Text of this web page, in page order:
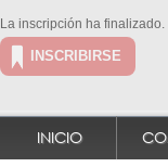
La inscripción ha finalizado.
INSCRIBIRSE
INICIO